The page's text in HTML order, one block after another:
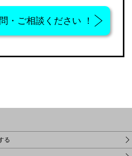
・ご相談ください ！
る